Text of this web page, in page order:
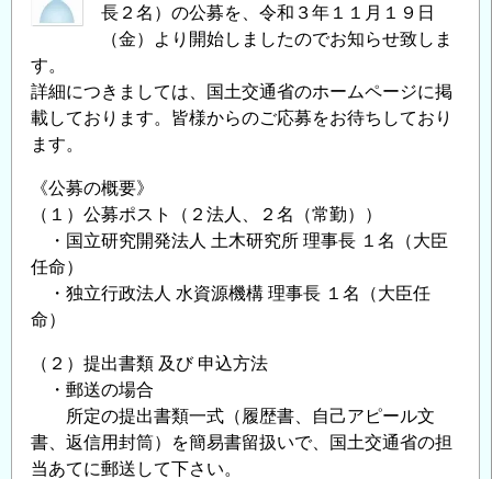
い
て
（土
木
研
究
所、
水
資
源
構）
長２名）の公募を、令和３年１１月１９日
（金）より開始しましたのでお知らせ致しま
す。
詳細につきましては、国土交通省のホームページに掲
載しております。皆様からのご応募をお待ちしており
ます。
《公募の概要》
（１）公募ポスト（２法人、２名（常勤））
・国立研究開発法人 土木研究所 理事長 １名（大臣
任命）
・独立行政法人 水資源機構 理事長 １名（大臣任
命）
（２）提出書類 及び 申込方法
・郵送の場合
所定の提出書類一式（履歴書、自己アピール文
書、返信用封筒）を簡易書留扱いで、国土交通省の担
当あてに郵送して下さい。